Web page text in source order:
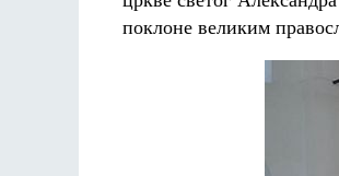
поклоне великим